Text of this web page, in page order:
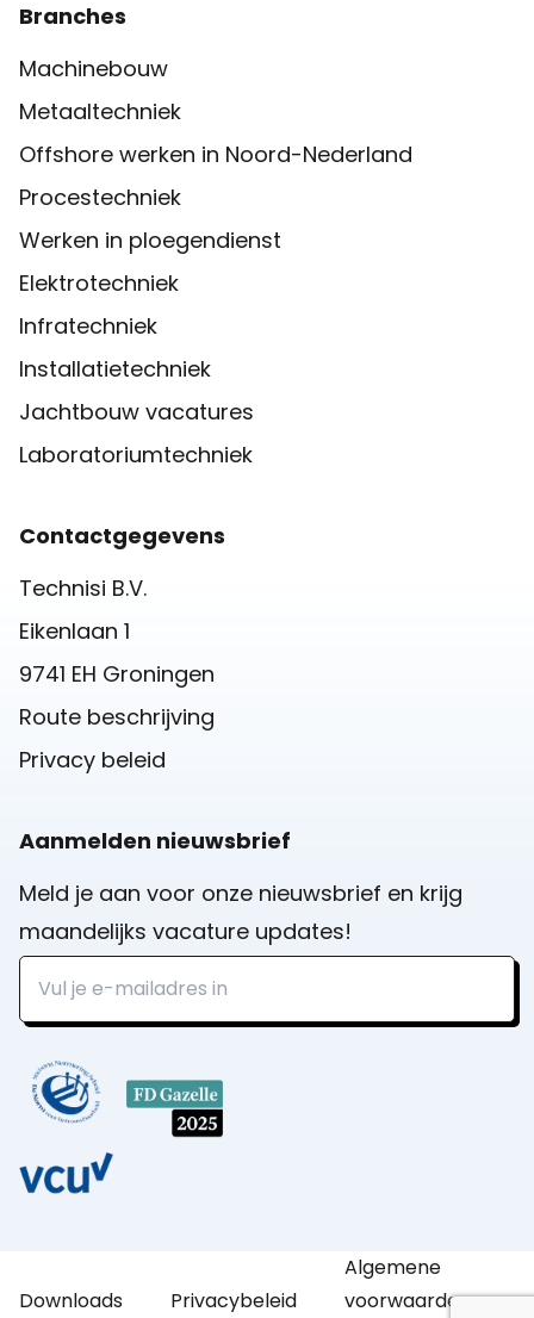
Branches
Machinebouw
Metaaltechniek
Offshore werken in Noord-Nederland
Procestechniek
Werken in ploegendienst
Elektrotechniek
Infratechniek
Installatietechniek
Jachtbouw vacatures
Laboratoriumtechniek
Contactgegevens
Technisi B.V.
Eikenlaan 1
9741 EH Groningen
Route beschrijving
Privacy beleid
Aanmelden nieuwsbrief
Meld je aan voor onze nieuwsbrief en krijg
maandelijks vacature updates!
Downloads Privacybeleid
Algemene
voorwaarden